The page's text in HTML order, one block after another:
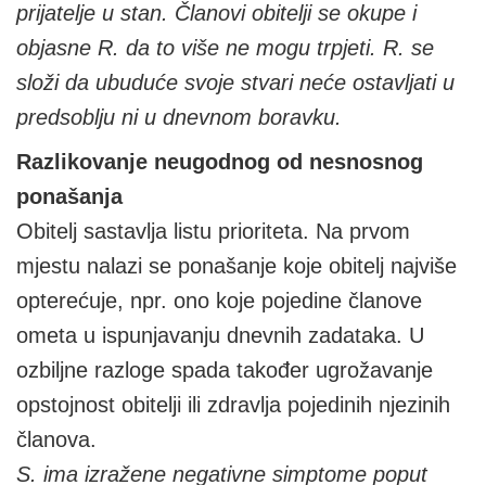
prijatelje u stan. Članovi obitelji se okupe i
objasne R. da to više ne mogu trpjeti. R. se
složi da ubuduće svoje stvari neće ostavljati u
predsoblju ni u dnevnom boravku.
Razlikovanje neugodnog od nesnosnog
ponašanja
Obitelj sastavlja listu prioriteta. Na prvom
mjestu nalazi se ponašanje koje obitelj najviše
opterećuje, npr. ono koje pojedine članove
ometa u ispunjavanju dnevnih zadataka. U
ozbiljne razloge spada također ugrožavanje
opstojnost obitelji ili zdravlja pojedinih njezinih
članova.
S. ima izražene negativne simptome poput